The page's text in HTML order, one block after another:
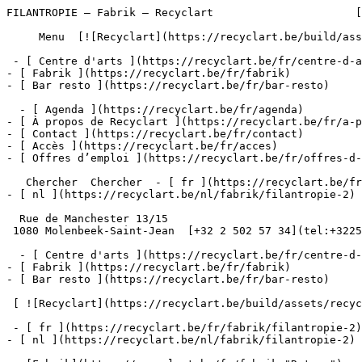
FILANTROPIE – Fabrik – Recyclart                      [Aller au contenu](#main) 

     Menu  [![Recyclart](https://recyclart.be/build/assets/recyclart-alt-vuiYlMn5.png)](https://recyclart.be/fr) 

 - [ Centre d'arts ](https://recyclart.be/fr/centre-d-arts)
- [ Fabrik ](https://recyclart.be/fr/fabrik)
- [ Bar resto ](https://recyclart.be/fr/bar-resto)

  - [ Agenda ](https://recyclart.be/fr/agenda)
- [ À propos de Recyclart ](https://recyclart.be/fr/a-propos-de-recyclart)
- [ Contact ](https://recyclart.be/fr/contact)
- [ Accès ](https://recyclart.be/fr/acces)
- [ Offres d’emploi ](https://recyclart.be/fr/offres-d-emploi)

   Chercher  Chercher  - [ fr ](https://recyclart.be/fr/fabrik/filantropie-2)
- [ nl ](https://recyclart.be/nl/fabrik/filantropie-2)

  Rue de Manchester 13/15
 1080 Molenbeek-Saint-Jean  [+32 2 502 57 34](tel:+3225025734)

  - [ Centre d'arts ](https://recyclart.be/fr/centre-d-arts)
- [ Fabrik ](https://recyclart.be/fr/fabrik)
- [ Bar resto ](https://recyclart.be/fr/bar-resto)

 [ ![Recyclart](https://recyclart.be/build/assets/recyclart-DRbxCIvl.png)](https://recyclart.be/fr) 

 - [ fr ](https://recyclart.be/fr/fabrik/filantropie-2)
- [ nl ](https://recyclart.be/nl/fabrik/filantropie-2)

   [Fabrik](https://recyclart.be/fr/fabrik "Retour")   [← Précédent ](https://recyclart.be/fr/fabrik/mima "MIMA") [ Suivant →](https://recyclart.be/fr/fabrik/art2work "ART2WORK") 

FILANTROPIE
===========

2016

 FILANTROPIE est une structure d'édition et de production de mobilier créée en 2016 par Recyclart Fabrik, un des trois départements de l’asbl Recyclart. Filantropie promeut de jeunes designers Belges. Tous les meubles de la première collection sont en chêne massif, construits pour durer. Nos équipes de menuiserie et de construction métallique sont composées de chefs d’équipe ayant une grande expérience dans leur domaine, et d’ouvriers en formation et en réinsertion. Les meubles produits ont tous une finalité utilitaire, leur prix de vente est aussi bas que possible, l’objectif est d’être accessible au plus grand nombre.

**PAUSA** Pierre-Emmanuel Vandeputte
**BM WRKSHP** collectif
**CHAMBRES** Deborah Lévy
**BÛCHE** Nonpareil
**INLANDSIS** Pauline Androlus et Mathilde Roman
**BRUXELLES BOOGIE WOOGIE** Elodie Degavre

**INFOS &amp; COMMANDES : **********
**13-15 RUE DE MANCHESTER 1080 MOLENBEEK**
**T +32 2 534 18 40**

Documents
---------

- [### filantropie-dossier-de-presse-fr

    PDF

    Download &gt;

     ](https://recyclart.be/storage/files/filantropie-dossier-de-presse-fr_1.pdf "filantropie-dossier-de-presse-fr")
- [### filantropie-dossier-de-presse-nl

    PDF

    Download &gt;

     ](https://recyclart.be/storage/files/filantropie-dossier-de-presse-nl_1.pdf "filantropie-dossier-de-presse-nl")

 [← Retour ](https://recyclart.be/fr/fabrik) 

 [  ![Click to enlarge](https://recyclart.be/storage/files/2018-recyclart-filantropie-10-2000x_.jpg?token=45825fa1c1953a855fd042336556e44c)  ](https://recyclart.be/storage/files/2018-recyclart-filantropie-10-1600x1600-resize.jpg?token=691cbfd28474121047b0c6dc7bd37fa9)- [ ![Click to enlarge](https://recyclart.be/storage/files/2018-recyclart-filantropie-51-580x_.jpg?token=24106ba098677edc2de2292f1d947e5d) ](https://recyclart.be/storage/files/2018-recyclart-filantropie-51-1600x1600-resize.jpg?token=391e0b7548f7c85b66b1bb8c89f68d54)
- [ ![Click to enlarge](https://recyclart.be/storage/files/2018-recyclart-filantropie-49-580x_.jpg?token=c9a11a25d7bfd036c9dfbc5dd5e07847) ](https://recyclart.be/storage/files/2018-recyclart-filantropie-49-1600x1600-resize.jpg?token=b1491abe1c9f5c26d3bbb7c5490e62f1)
- [ ![Click to enlarge](https://recyclart.be/storage/files/2018-recyclart-filantropie-55-580x_.jpg?token=4c1089c5bce320da98d58171501c8039) ](https://recyclart.be/storage/files/2018-recyclart-filantropie-55-1600x1600-resize.jpg?token=71c81d19014bda2597000fa56d79f8e7)
- [ ![Click to enlarge](https://recyclart.be/storage/files/2018-recyclart-filantropie-54-580x_.jpg?token=9285af07083d31ab63bb27cb027b4908) ](https://recyclart.be/storage/files/2018-recyclart-filantropie-54-1600x1600-resize.jpg?token=cf1967920698f889beaaf64b4d663f0a)
- [ ![Click to enlarge](https://recyclart.be/storage/files/2018-recyclart-filantropie-56-580x_.jpg?token=f6b3b3ccd65f8144a97fe29697b78b76) ](https://recyclart.be/storage/files/2018-recyclart-filantropie-56-1600x1600-resize.jpg?token=4921e85b036219d8fe096ff3d4460388)
- [ ![Click to enlarge](https://recyclart.be/storage/files/2018-recyclart-filantropie-57-580x_.jpg?token=df4784286235afcab1b58185da2e900f) ](https://recyclart.be/storage/files/2018-recyclart-filantropie-57-1600x1600-resize.jpg?token=4f5b20edaf7e60fbaafb496da3fdb3ac)
- [ ![Click to enlarge](https://recyclart.be/storage/files/2018-recyclart-filantropie-60-580x_.jpg?token=4d14c0a78d157eec9b02ed8bbf4dd6ce) ](https://recyclart.be/storage/files/2018-recyclart-filantropie-60-1600x1600-resize.jpg?token=90d09e35bac495ced0309ca3e61d4ad4)
- [ ![Click to enlarge](https://recyclart.be/storage/files/2018-recyclart-filantropie-62-580x_.jpg?token=c413c2cc1d301dfbd2f8c28b8c266046) ](https://recyclart.be/storage/files/2018-recyclart-filantropie-62-1600x1600-resize.jpg?token=ae9cc302b2b8818845676871d3ab745f)
- [ ![Click to enlarge](https://recyclart.be/storage/files/2018-recyclart-filantropie-63-580x_.jpg?token=97932ec5a8ab9df14198a055d47410c9) ](https://recyclart.be/storage/files/2018-recyclart-filantropie-63-1600x1600-resize.jpg?token=c526382c6643338c1f66f9e4b4cb281e)
- [ ![Click to enlarge](https://recyclart.be/storage/files/2018-recyclart-filantropie-67-580x_.jpg?token=c051bde11b5b32514474ccc46ef3df64) ](https://recyclart.be/storage/files/2018-recyclart-filantropie-67-1600x1600-resize.jpg?token=b53accc75e239a0185788744bd0d11a8)
- [ ![Click to enlarge](https://recyclart.be/storage/files/2018-recyclart-filantropie-41-580x_.jpg?token=a56addcc11377fa699b5199e575b48a0) ](https://recyclart.be/storage/files/2018-recyclart-filantropie-41-1600x1600-resize.jpg?token=0ce2311011750e2736b5098e2443814d)
- [ ![Click to enlarge](https://recyclart.be/storage/files/2018-recyclart-filantropie-42-580x_.jpg?token=2818ece6569e4a8441262d76b041109e) ](https://recyclart.be/storage/files/2018-recyclart-filantropie-42-1600x1600-resize.jpg?token=63bdfc1ec9a85b350c3333d0710b32e5)
- [ ![Click to enlarge](https://recyclart.be/storage/files/201808-recyclart-filantropie-nest-003-web-580x_.jpg?token=2d2cf6fd8dba7a4eb39aece494b33b60) ](https://recyclart.be/storage/files/201808-recyclart-filantropie-nest-003-web-1600x1600-resize.jpg?token=bbe2562ab3b6752ac9e564414672da8e)
- [ ![Click to enlarge](https://recyclart.be/storage/files/2018-recyclart-filantropie-06-580x_.jpg?token=ec9a63bdc63a1c33934fdb6c6759f1c6) ](https://recyclart.be/storage/files/2018-recyclart-filantropie-06-1600x1600-